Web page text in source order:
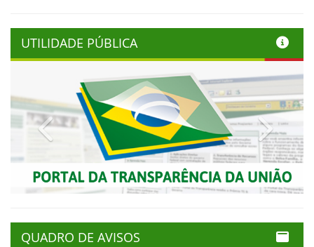
UTILIDADE PÚBLICA
Previous Next
QUADRO DE AVISOS